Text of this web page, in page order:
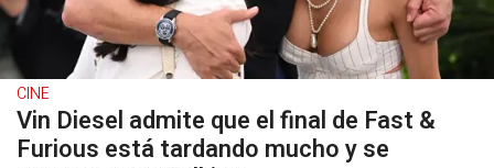
CINE
Vin Diesel admite que el final de Fast &
Furious está tardando mucho y se